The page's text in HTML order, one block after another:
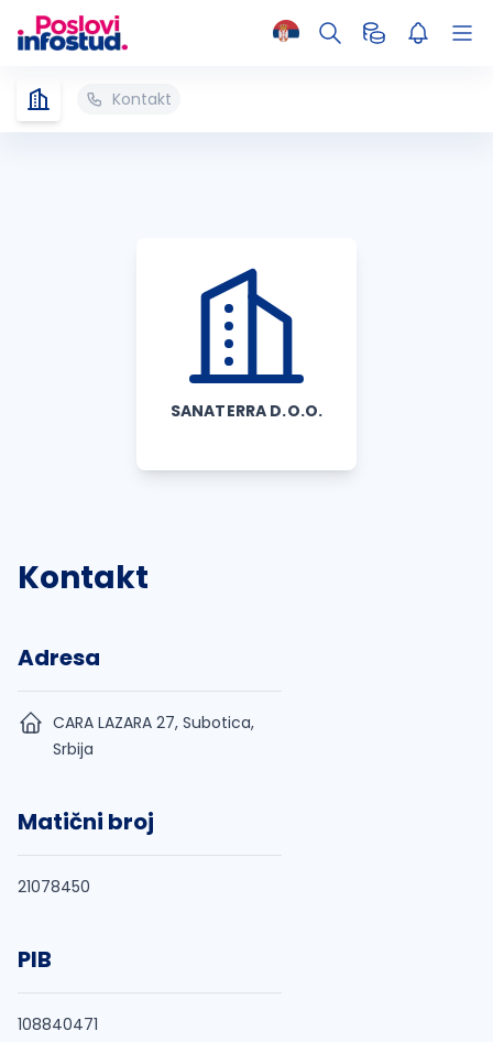
Kontakt
SANATERRA D.O.O.
Kontakt
Adresa
CARA LAZARA 27, Subotica,
Srbija
Matični broj
21078450
PIB
108840471